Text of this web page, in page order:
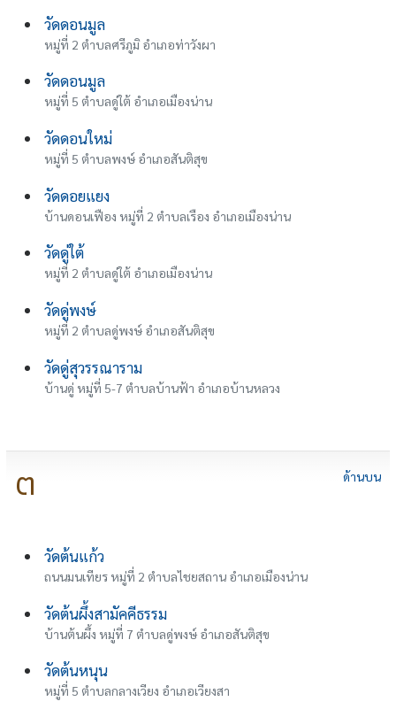
วัดดอนมูล
หมู่ที่ 2 ตำบลศรีภูมิ อำเภอท่าวังผา
วัดดอนมูล
หมู่ที่ 5 ตำบลดู่ใต้ อำเภอเมืองน่าน
วัดดอนใหม่
หมู่ที่ 5 ตำบลพงษ์ อำเภอสันติสุข
วัดดอยแยง
บ้านดอนเฟือง หมู่ที่ 2 ตำบลเรือง อำเภอเมืองน่าน
วัดดู่ใต้
หมู่ที่ 2 ตำบลดู่ใต้ อำเภอเมืองน่าน
วัดดู่พงษ์
หมู่ที่ 2 ตำบลดู่พงษ์ อำเภอสันติสุข
วัดดู่สุวรรณาราม
บ้านดู่ หมู่ที่ 5-7 ตำบลบ้านฟ้า อำเภอบ้านหลวง
ด้านบน
ต
วัดต้นแก้ว
ถนนมนเทียร หมู่ที่ 2 ตำบลไชยสถาน อำเภอเมืองน่าน
วัดต้นผึ้งสามัคคีธรรม
บ้านต้นผึ้ง หมู่ที่ 7 ตำบลดู่พงษ์ อำเภอสันติสุข
วัดต้นหนุน
หมู่ที่ 5 ตำบลกลางเวียง อำเภอเวียงสา